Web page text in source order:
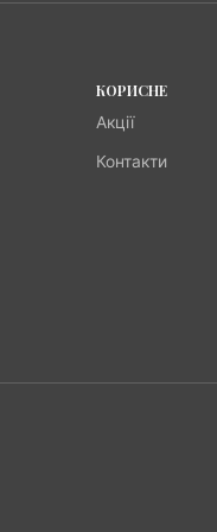
КОРИСНЕ
Акції
Контакти